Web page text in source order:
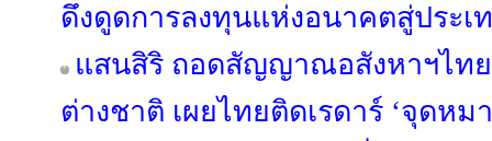
ดึงดูดการลงทุนแห่งอนาคตสู่ประเ
แสนสิริ ถอดสัญญาณอสังหาฯไท
ต่างชาติ เผยไทยติดเรดาร์ ‘จุดห